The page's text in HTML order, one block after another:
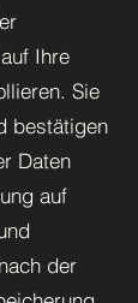
Ihre
Sie
bestätigen
Daten
auf
der